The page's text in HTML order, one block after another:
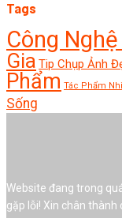
Tags
Công
Gia Tip Chụp Ảnh
Phẩm Tác Phẩm
Sống
Website đang trong
gặp lỗi! Xin chân thành